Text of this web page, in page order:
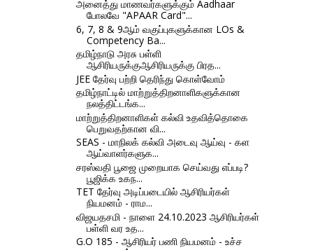
அனைத்து மாணவர்களுக்கும் Aadhaar
போலவே "APAAR Card"...
6, 7, 8 & 9ஆம் வகுப்புகளுக்கான LOs &
Competency Ba...
தமிழ்நாடு அரசு பள்ளி
ஆசிரியருக்குஆசிரியருக்கு பிரத...
JEE தேர்வு பற்றி தெரிந்து கொள்வோம்
தமிழ்நாட்டில் மாற்றுத்திறனாளிகளுக்கான
நலத்திட்டங்க...
மாற்றுத்திறனாளிகள் கல்வி உதவித்தொகை
பெறுவதற்கான வி...
SEAS - மாநிலக் கல்வி அடைவு ஆய்வு - கள
ஆய்வாளர்களுக...
சரஸ்வதி பூஜை முறையாக செய்வது எப்படி?
பூஜிக்க உகந...
TET தேர்வு அடிப்படையில் ஆசிரியர்கள்
நியமனம் - ராம...
விஜயதசமி - நாளை 24.10.2023 ஆசிரியர்கள்
பள்ளி வர உத...
G.O 185 - ஆசிரியர் பணி நியமனம் - உச்ச